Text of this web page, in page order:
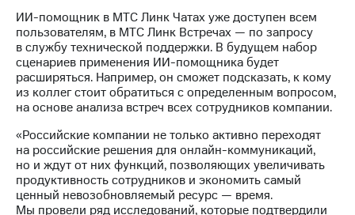
Порядок
выкупа
акций
Дивиденды
Рынок
облигаций
Еврооблигации-2023
Уведомление
о
погашении
именных
облигаций
ИИ-помощник в МТС Линк Чатах уже доступен всем
пользователям, в МТС Линк Встречах — по запросу
в службу технической поддержки. В будущем набор
сценариев применения ИИ-помощника будет
расширяться. Например, он сможет подсказать, к кому
из коллег стоит обратиться с определенным вопросом,
на основе анализа встреч всех сотрудников компании.
«Российские компании не только активно переходят
на российские решения для онлайн-коммуникаций,
но и ждут от них функций, позволяющих увеличивать
продуктивность сотрудников и экономить самый
ценный невозобновляемый ресурс — время.
Мы провели ряд исследований, которые подтвердили